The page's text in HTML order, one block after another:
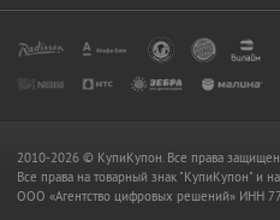
2010-2026 © КупиКупон. Все права
Все права на товарный знак "КупиКупон" и
OOO «Агентство цифровых решений» ИНН